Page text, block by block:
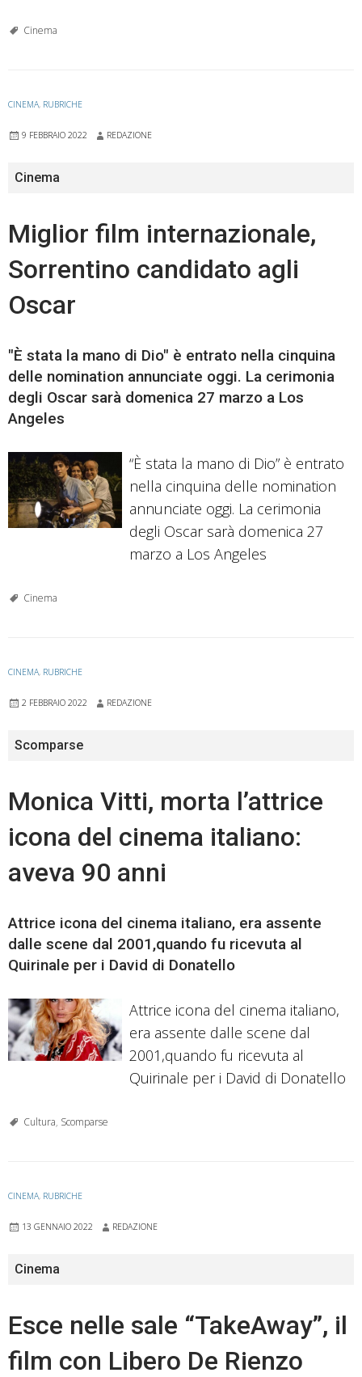
Cinema
CINEMA, RUBRICHE
9 FEBBRAIO 2022 REDAZIONE
Cinema
Miglior film internazionale,
Sorrentino candidato agli
Oscar
"È stata la mano di Dio" è entrato nella cinquina
delle nomination annunciate oggi. La cerimonia
degli Oscar sarà domenica 27 marzo a Los
Angeles
“È stata la mano di Dio” è entrato
nella cinquina delle nomination
annunciate oggi. La cerimonia
degli Oscar sarà domenica 27
marzo a Los Angeles
Cinema
CINEMA, RUBRICHE
2 FEBBRAIO 2022 REDAZIONE
Scomparse
Monica Vitti, morta l’attrice
icona del cinema italiano:
aveva 90 anni
Attrice icona del cinema italiano, era assente
dalle scene dal 2001,quando fu ricevuta al
Quirinale per i David di Donatello
Attrice icona del cinema italiano,
era assente dalle scene dal
2001,quando fu ricevuta al
Quirinale per i David di Donatello
Cultura, Scomparse
CINEMA, RUBRICHE
13 GENNAIO 2022 REDAZIONE
Cinema
Esce nelle sale “TakeAway”, il
film con Libero De Rienzo